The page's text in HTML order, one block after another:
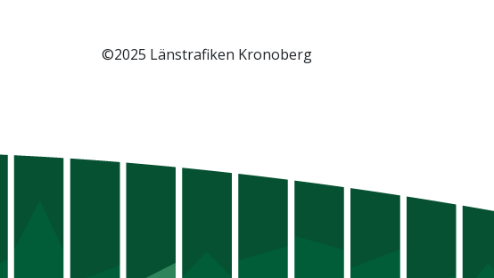
©2025 Länstrafiken Kronoberg